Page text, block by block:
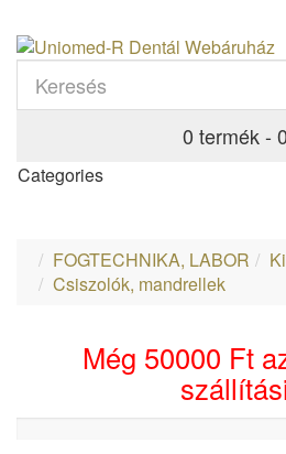
0 termék -
Categories
FOGTECHNIKA, LABOR
Csiszolók, mandrellek
Még 50000 Ft